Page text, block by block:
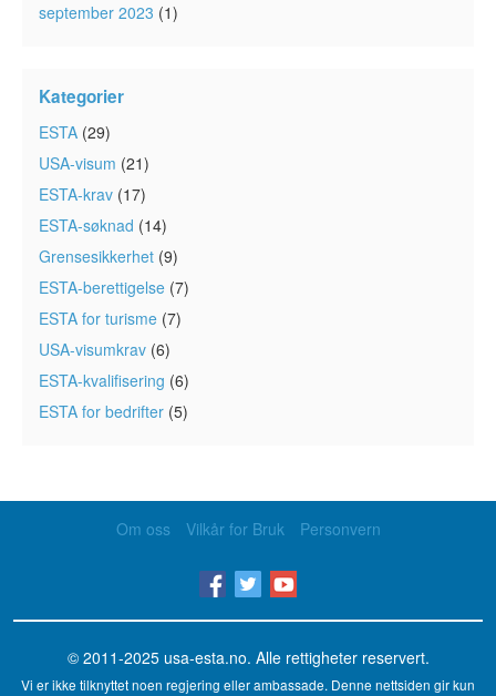
september 2023 (1)
Kategorier
ESTA (29)
USA-visum (21)
ESTA-krav (17)
ESTA-søknad (14)
Grensesikkerhet (9)
ESTA-berettigelse (7)
ESTA for turisme (7)
USA-visumkrav (6)
ESTA-kvalifisering (6)
ESTA for bedrifter (5)
Om oss Vilkår for Bruk Personvern
© 2011-2025 usa-esta.no. Alle rettigheter reservert.
Vi er ikke tilknyttet noen regjering eller ambassade. Denne nettsiden gir kun